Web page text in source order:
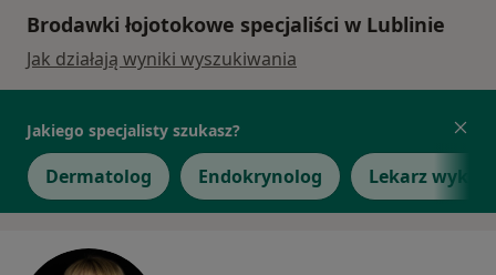
Brodawki łojotokowe specjaliści w Lublinie
Jak działają wyniki wyszukiwania
Jakiego specjalisty szukasz?
Dermatolog Endokrynolog Lekarz